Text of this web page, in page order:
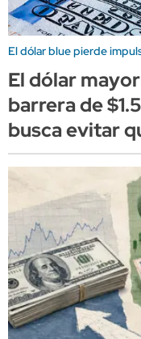
El dólar blue pierde
El dólar
barrera de
busca evitar